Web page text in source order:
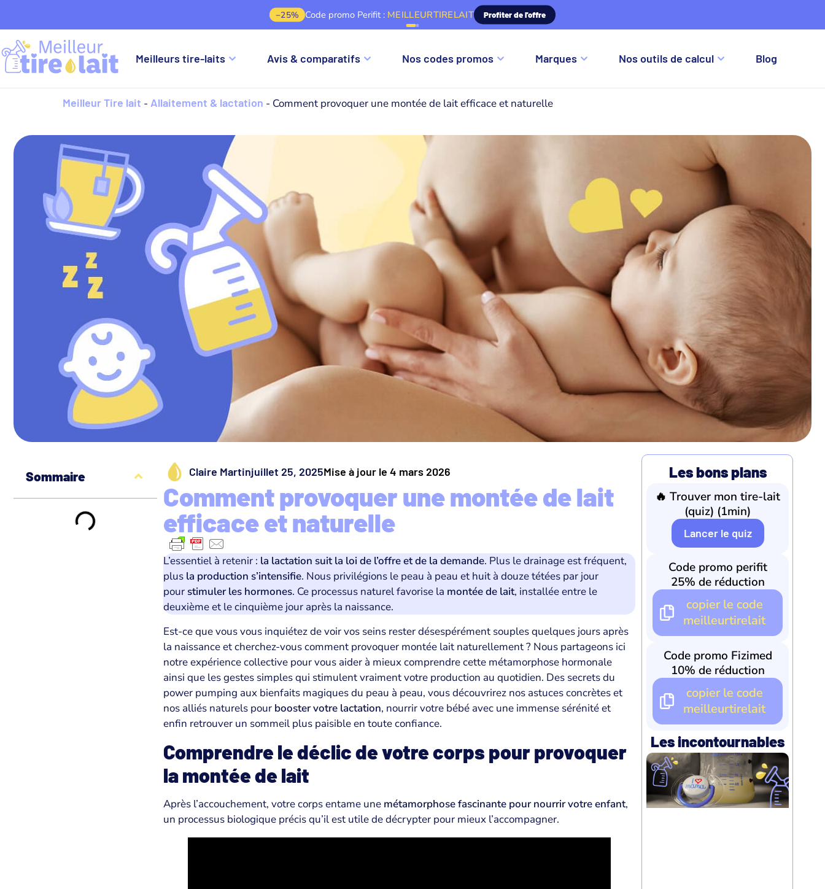
−25% Code promo Perifit : MEILLEURTIRELAIT Profiter de l'offre
−10% Code promo Emy Pump :MEILLEURTIRELAIT Profiter de l'offre
Meilleurs tire-laits Avis & comparatifs Nos codes promos Marques Nos outils de calcul Blog
Meilleur Tire lait - Allaitement & lactation - Comment provoquer une montée de lait efficace et naturelle
Sommaire Claire Martinjuillet 25, 2025Mise à jour le 4 mars 2026
Comment provoquer une montée de lait
efficace et naturelle
L’essentiel à retenir : la lactation suit la loi de l’offre et de la demande. Plus le drainage est fréquent,
plus la production s’intensifie. Nous privilégions le peau à peau et huit à douze tétées par jour
pour stimuler les hormones. Ce processus naturel favorise la montée de lait, installée entre le
deuxième et le cinquième jour après la naissance.
Est-ce que vous vous inquiétez de voir vos seins rester désespérément souples quelques jours après
la naissance et cherchez-vous comment provoquer montée lait naturellement ? Nous partageons ici
notre expérience collective pour vous aider à mieux comprendre cette métamorphose hormonale
ainsi que les gestes simples qui stimulent vraiment votre production au quotidien. Des secrets du
power pumping aux bienfaits magiques du peau à peau, vous découvrirez nos astuces concrètes et
nos alliés naturels pour booster votre lactation, nourrir votre bébé avec une immense sérénité et
enfin retrouver un sommeil plus paisible en toute confiance.
Comprendre le déclic de votre corps pour provoquer
la montée de lait
Après l’accouchement, votre corps entame une métamorphose fascinante pour nourrir votre enfant,
un processus biologique précis qu’il est utile de décrypter pour mieux l’accompagner.
Les incontournables
Les bons plans
🔥 Trouver mon tire-lait
(quiz) (1min)
Lancer le quiz
Code promo perifit
25% de réduction
copier le code
meilleurtirelait
Code promo Fizimed
10% de réduction
copier le code
meilleurtirelait